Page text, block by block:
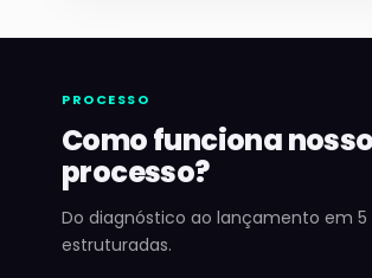
PROCESSO
Como funciona nosso
processo?
Do diagnóstico ao lançamento em 5
estruturadas.